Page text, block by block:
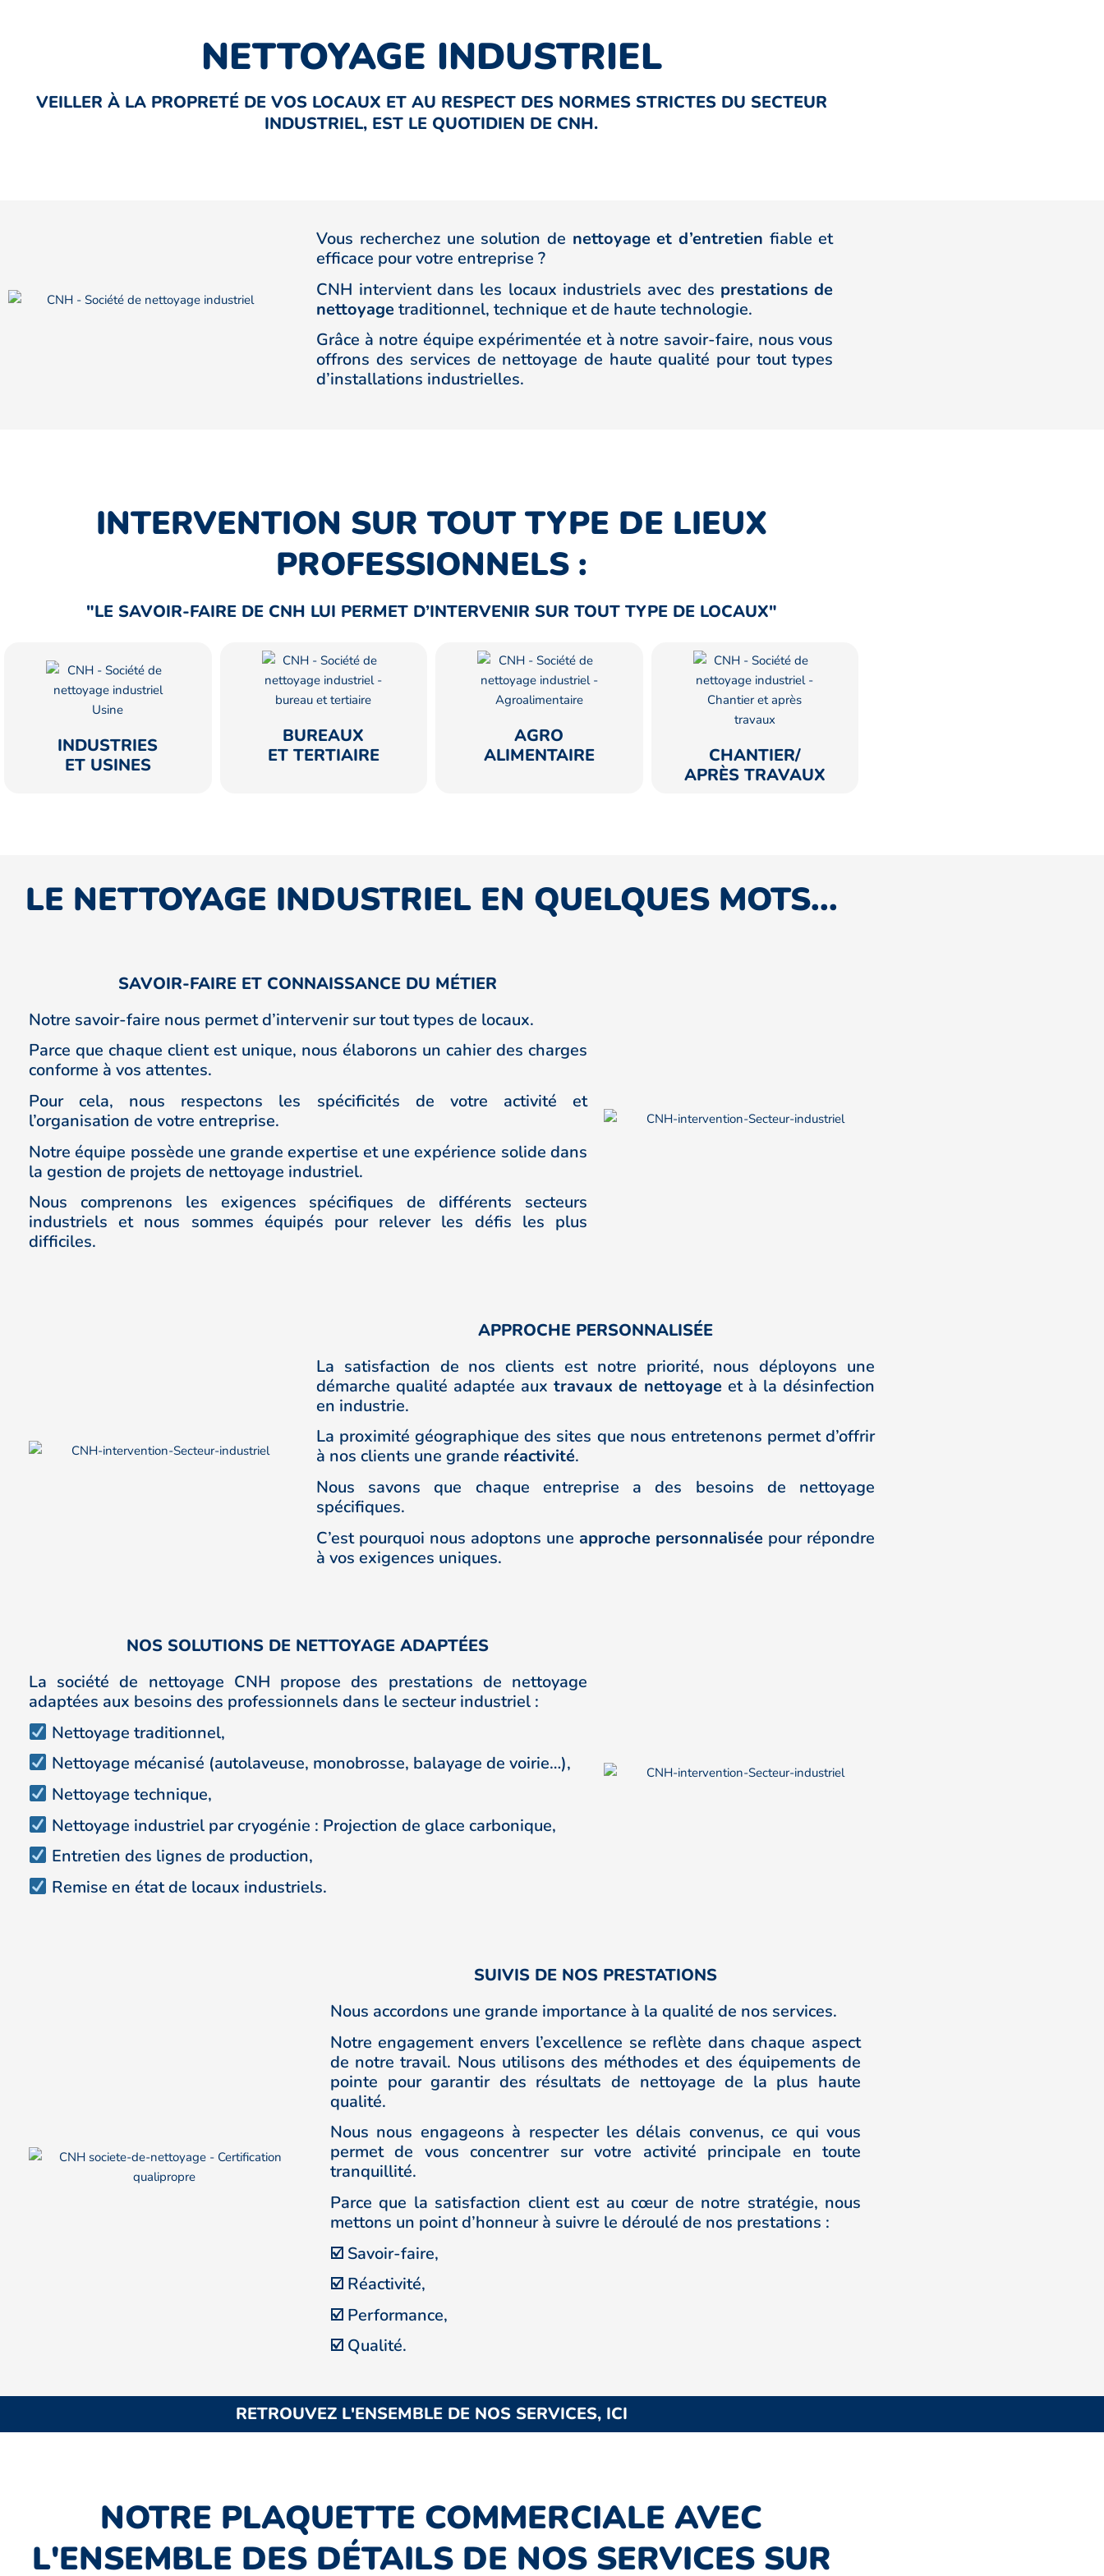
NETTOYAGE INDUSTRIEL
VEILLER À LA PROPRETÉ DE VOS LOCAUX ET AU RESPECT DES NORMES STRICTES DU SECTEUR
INDUSTRIEL, EST LE QUOTIDIEN DE CNH.
Vous recherchez une solution de nettoyage et d’entretien fiable et
efficace pour votre entreprise ?
CNH intervient dans les locaux industriels avec des prestations de
nettoyagetraditionnel, technique et de haute technologie.
Grâce à notre équipe expérimentée et à notre savoir-faire, nous vous
offrons des services de nettoyage de haute qualité pour tout types
d’installations industrielles.
INTERVENTION SUR TOUT TYPE DE LIEUX
PROFESSIONNELS :
"LE SAVOIR-FAIRE DE CNH LUI PERMET D’INTERVENIR SUR TOUT TYPE DE LOCAUX"
INDUSTRIES
ET USINES
BUREAUX
ET TERTIAIRE
AGRO
ALIMENTAIRE
CHANTIER/
APRÈS TRAVAUX
LE NETTOYAGE INDUSTRIEL EN QUELQUES MOTS...
SAVOIR-FAIRE ET CONNAISSANCE DU MÉTIER
Notre savoir-faire nous permet d’intervenir sur tout types de locaux.
Parce que chaque client est unique, nous élaborons un cahier des charges
conforme à vos attentes.
Pour cela, nous respectons les spécificités de votre activité et
l’organisation de votre entreprise.
Notre équipe possède une grande expertise et une expérience solide dans
la gestion de projets de nettoyage industriel.
Nous comprenons les exigences spécifiques de différents secteurs
industriels et nous sommes équipés pour relever les défis les plus
difficiles.
APPROCHE PERSONNALISÉE
La satisfaction de nos clients est notre priorité, nous déployons une
démarche qualité adaptée auxtravaux de nettoyageet à la désinfection
en industrie.
La proximité géographique des sites que nous entretenons permet d’offrir
à nos clients une grande réactivité.
Nous savons que chaque entreprise a des besoins de nettoyage
spécifiques.
C’est pourquoi nous adoptons une approche personnaliséepour répondre
à vos exigences uniques.
NOS SOLUTIONS DE NETTOYAGE ADAPTÉES
La société de nettoyage CNH propose des prestations de nettoyage
adaptées aux besoins des professionnels dans le secteur industriel :
Nettoyage traditionnel,
Nettoyage mécanisé (autolaveuse, monobrosse, balayage de voirie…),
Nettoyage technique,
Nettoyage industriel par cryogénie : Projection de glace carbonique,
Entretien des lignes de production,
Remise en état de locaux industriels.
SUIVIS DE NOS PRESTATIONS
Nous accordons une grande importance à la qualité de nos services.
Notre engagement envers l’excellence se reflète dans chaque aspect
de notre travail. Nous utilisons des méthodes et des équipements de
pointe pour garantir des résultats de nettoyage de la plus haute
qualité.
Nous nous engageons à respecter les délais convenus, ce qui vous
permet de vous concentrer sur votre activité principale en toute
tranquillité.
Parce que la satisfaction client est au cœur de notre stratégie, nous
mettons un point d’honneur à suivre le déroulé de nos prestations :
☑️ Savoir-faire,
☑️ Réactivité,
☑️ Performance,
☑️ Qualité.
RETROUVEZ L'ENSEMBLE DE NOS SERVICES, ICI
NOTRE PLAQUETTE COMMERCIALE AVEC
L'ENSEMBLE DES DÉTAILS DE NOS SERVICES SUR